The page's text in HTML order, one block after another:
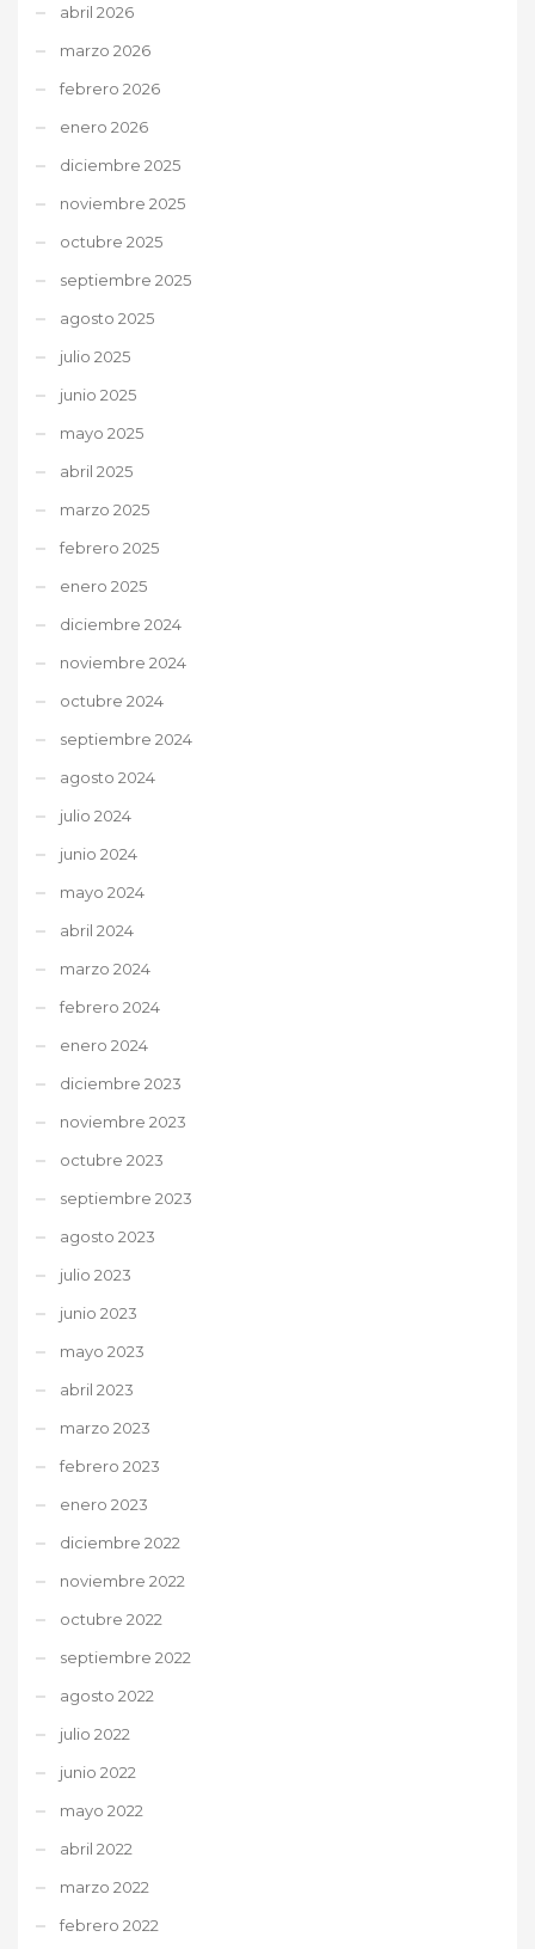
abril 2026
marzo 2026
febrero 2026
enero 2026
diciembre 2025
noviembre 2025
octubre 2025
septiembre 2025
agosto 2025
julio 2025
junio 2025
mayo 2025
abril 2025
marzo 2025
febrero 2025
enero 2025
diciembre 2024
noviembre 2024
octubre 2024
septiembre 2024
agosto 2024
julio 2024
junio 2024
mayo 2024
abril 2024
marzo 2024
febrero 2024
enero 2024
diciembre 2023
noviembre 2023
octubre 2023
septiembre 2023
agosto 2023
julio 2023
junio 2023
mayo 2023
abril 2023
marzo 2023
febrero 2023
enero 2023
diciembre 2022
noviembre 2022
octubre 2022
septiembre 2022
agosto 2022
julio 2022
junio 2022
mayo 2022
abril 2022
marzo 2022
febrero 2022